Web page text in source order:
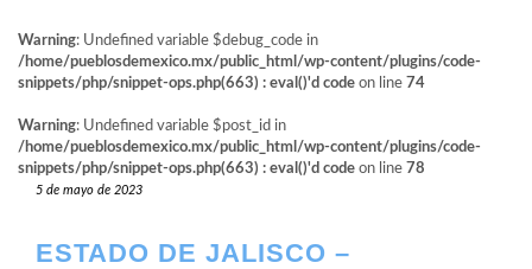
Warning: Undefined variable $debug_code in
/home/pueblosdemexico.mx/public_html/wp-content/plugins/code-
snippets/php/snippet-ops.php(663) : eval()'d code on line 74
Warning: Undefined variable $post_id in
/home/pueblosdemexico.mx/public_html/wp-content/plugins/code-
snippets/php/snippet-ops.php(663) : eval()'d code on line 78
5 de mayo de 2023
ESTADO DE JALISCO –